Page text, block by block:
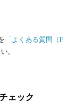
「よくある質問（F
。
ェック